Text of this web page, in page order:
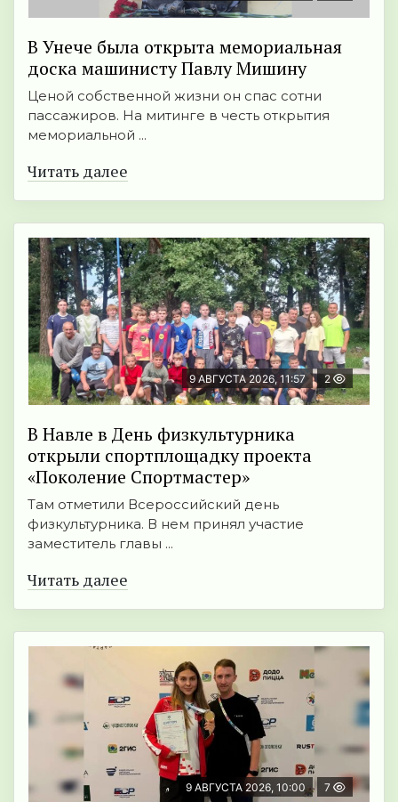
В Унече была открыта мемориальная
доска машинисту Павлу Мишину
Ценой собственной жизни он спас сотни
пассажиров. На митинге в честь открытия
мемориальной ...
Читать далее
9 АВГУСТА 2026, 11:57 2
В Навле в День физкультурника
открыли спортплощадку проекта
«Поколение Спортмастер»
Там отметили Всероссийский день
физкультурника. В нем принял участие
заместитель главы ...
Читать далее
9 АВГУСТА 2026, 10:00 7